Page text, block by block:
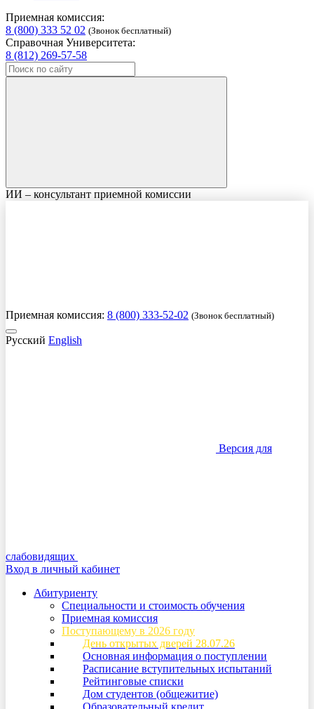
Приемная комиссия:
8 (800) 333 52 02 (Звонок бесплатный)
Справочная Университета:
8 (812) 269-57-58
ИИ – консультант приемной комиссии
Приемная комиссия: 8 (800) 333-52-02 (Звонок бесплатный)
Русский English
Версия для
слабовидящих
Вход в личный кабинет
Абитуриенту
Специальности и стоимость обучения
Приемная комиссия
Поступающему в 2026 году
День открытых дверей 28.07.26
Основная информация о поступлении
Расписание вступительных испытаний
Рейтинговые списки
Дом студентов (общежитие)
Образовательный кредит